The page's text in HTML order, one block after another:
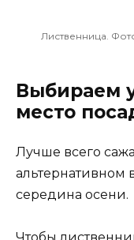
Лиственница.
Выбираем
место
Лучше всего
альтернативном
середина осени.